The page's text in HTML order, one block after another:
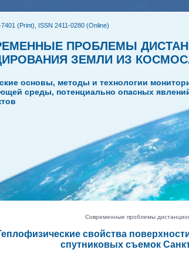
(Print), ISSN 2411-0280 (Online)
ПРОБЛЕМЫ
ЗЕМЛИ ИЗ
основы, методы и технологии
среды, потенциально опасных
Современные проблемы
свойства
спутниковых съемок